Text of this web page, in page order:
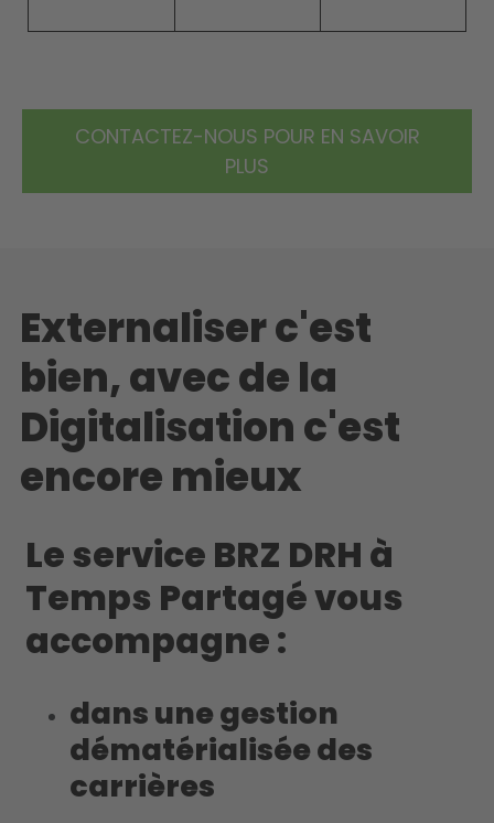
CONTACTEZ-NOUS POUR EN SAVOIR
PLUS
Externaliser c'est
bien, avec de la
Digitalisation c'est
encore mieux
Le service BRZ DRH à
Temps Partagé vous
accompagne :
dans une gestion
dématérialisée des
carrières